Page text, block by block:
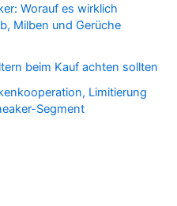
Worauf es wirklich
Milben und Gerüche
beim Kauf achten sollten
Limitierung
Segment